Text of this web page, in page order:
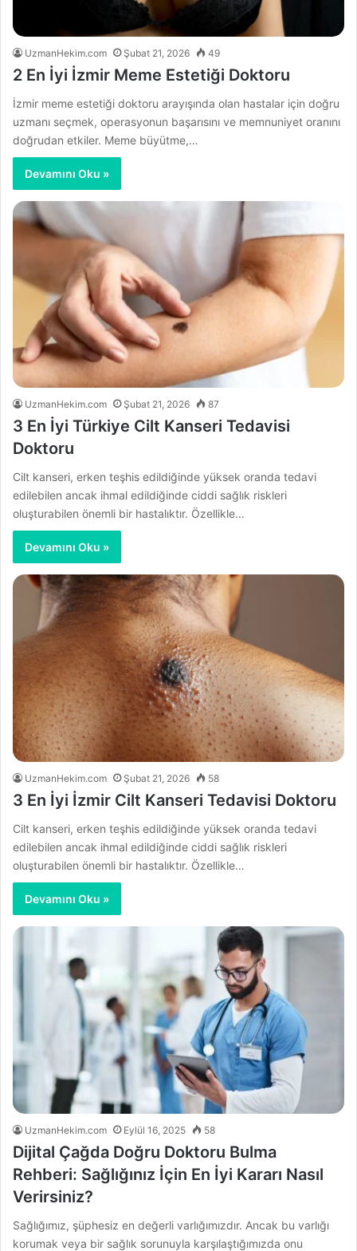
UzmanHekim.com Şubat 21, 2026 49
2 En İyi İzmir Meme Estetiği Doktoru
İzmir meme estetiği doktoru arayışında olan hastalar için doğru
uzmanı seçmek, operasyonun başarısını ve memnuniyet oranını
doğrudan etkiler. Meme büyütme,…
Devamını Oku »
UzmanHekim.com Şubat 21, 2026 87
3 En İyi Türkiye Cilt Kanseri Tedavisi
Doktoru
Cilt kanseri, erken teşhis edildiğinde yüksek oranda tedavi
edilebilen ancak ihmal edildiğinde ciddi sağlık riskleri
oluşturabilen önemli bir hastalıktır. Özellikle…
Devamını Oku »
UzmanHekim.com Şubat 21, 2026 58
3 En İyi İzmir Cilt Kanseri Tedavisi Doktoru
Cilt kanseri, erken teşhis edildiğinde yüksek oranda tedavi
edilebilen ancak ihmal edildiğinde ciddi sağlık riskleri
oluşturabilen önemli bir hastalıktır. Özellikle…
Devamını Oku »
UzmanHekim.com Eylül 16, 2025 58
Dijital Çağda Doğru Doktoru Bulma
Rehberi: Sağlığınız İçin En İyi Kararı Nasıl
Verirsiniz?
Sağlığımız, şüphesiz en değerli varlığımızdır. Ancak bu varlığı
korumak veya bir sağlık sorunuyla karşılaştığımızda onu